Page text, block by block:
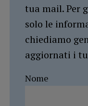
tua mail. Per
solo le
chiediamo
aggiornati i
Nome